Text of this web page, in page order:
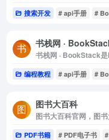
搜索开发 # api手册 #
书栈网 ·
书栈网 · BookStack
编程教程 # api手册 #
图书大百科
图书大百科官网，图
PDF书籍 # PDF电子书